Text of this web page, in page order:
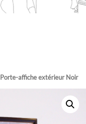
Porte-affiche extérieur Noir